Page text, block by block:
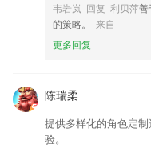
韦岩岚 回复 利贝萍善
的策略。
来自
更多回复
陈瑞柔
提供多样化的角色定
验。